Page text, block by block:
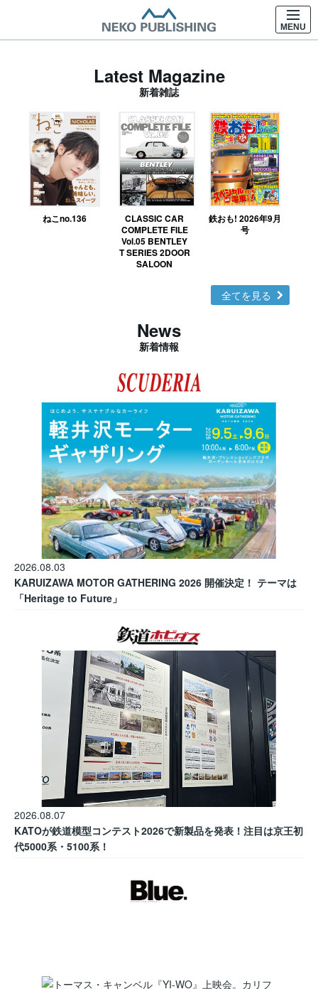
MENU
Latest Magazine
新着雑誌
ねこno.136
CLASSIC CAR
COMPLETE FILE
Vol.05 BENTLEY
T SERIES 2DOOR
SALOON
鉄おも! 2026年9月
号
全てを見る
News
新着情報
2026.08.03
KARUIZAWA MOTOR GATHERING 2026 開催決定！ テーマは
「Heritage to Future」
2026.08.07
KATOが鉄道模型コンテスト2026で新製品を発表！注目は京王初
代5000系・5100系！